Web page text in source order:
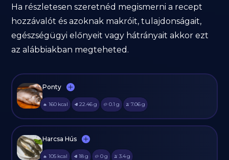
Ha részletesen szeretnéd megismerni a recept
hozzávalót és azoknak makróit, tulajdonságait,
egészségügyi előnyeit vagy hátrányait akkor ezt
az alábbiakban megteheted.
Ponty
🔥 160 kcal 🥩 22.46g 🥔 0.1 g 🫒 7.06g
Harcsa Hús
🔥 105 kcal 🥩 18g 🥔 0g 🫒 3.4g